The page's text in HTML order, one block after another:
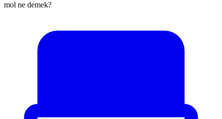
mol ne demek?